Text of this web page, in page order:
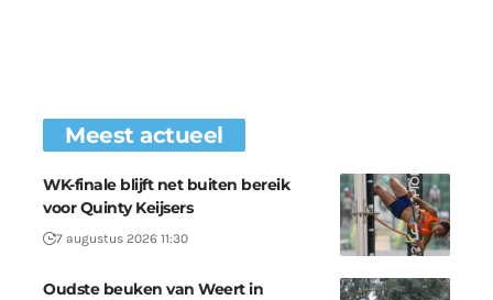
Meest actueel
WK-finale blijft net buiten bereik
voor Quinty Keijsers
7 augustus 2026 11:30
Oudste beuken van Weert in